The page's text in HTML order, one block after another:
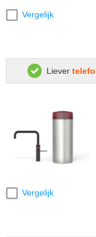
Vergelijk
Liever
Vergelijk